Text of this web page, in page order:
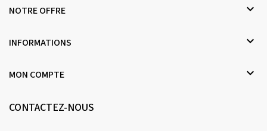
NOTRE OFFRE 
INFORMATIONS 
MON COMPTE 
CONTACTEZ-NOUS